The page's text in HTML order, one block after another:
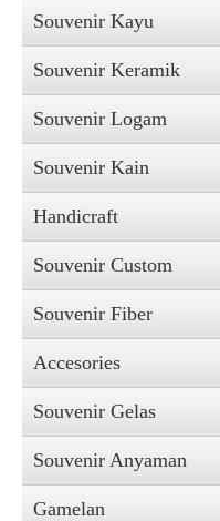
Souvenir Kayu
Souvenir Keramik
Souvenir Logam
Souvenir Kain
Handicraft
Souvenir Custom
Souvenir Fiber
Accesories
Souvenir Gelas
Souvenir Anyaman
Gamelan